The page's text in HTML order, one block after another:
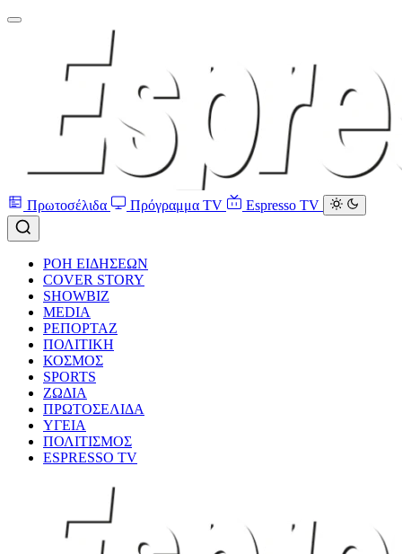
Πρωτοσέλιδα Πρόγραμμα TV Espresso TV
ΡΟΗ ΕΙΔΗΣΕΩΝ
COVER STORY
SHOWBIZ
MEDIA
ΡΕΠΟΡΤΑΖ
ΠΟΛΙΤΙΚΗ
ΚΟΣΜΟΣ
SPORTS
ΖΩΔΙΑ
ΠΡΩΤΟΣΕΛΙΔΑ
ΥΓΕΙΑ
ΠΟΛΙΤΙΣΜΟΣ
ESPRESSO TV